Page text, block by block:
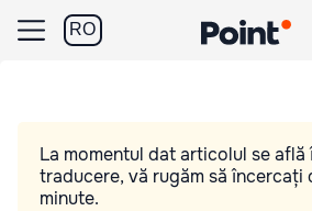
RO
La momentul dat articolul se află
traducere, vă rugăm să încercați
minute.